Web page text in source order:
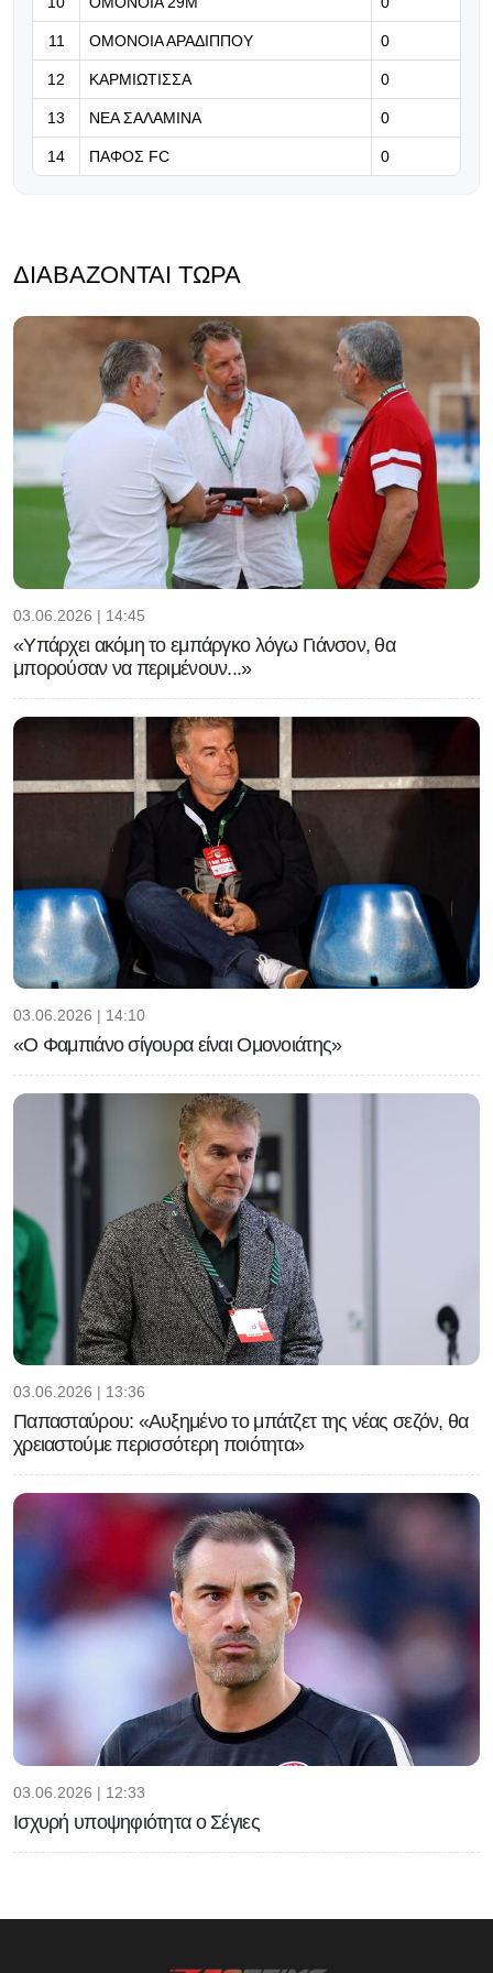
Βραβείο ΑΝΘΡΩΠΙΑΣ για τον Τάσο
Χατζηγιοβάννη
11 ΟΜΟΝΟΙΑ ΑΡΑΔΙΠΠΟΥ 0
12 ΚΑΡΜΙΩΤΙΣΣΑ 0
13 ΝΕΑ ΣΑΛΑΜΙΝΑ 0
14 ΠΑΦΟΣ FC 0
ΔΙΑΒΆΖΟΝΤΑΙ ΤΏΡΑ
03.06.2026 | 14:45
«Υπάρχει ακόμη το εμπάργκο λόγω Γιάνσον, θα
μπορούσαν να περιμένουν...»
03.06.2026 | 14:10
«Ο Φαμπιάνο σίγουρα είναι Ομονοιάτης»
03.06.2026 | 13:36
Παπασταύρου: «Αυξημένο το μπάτζετ της νέας σεζόν, θα
χρειαστούμε περισσότερη ποιότητα»
03.06.2026 | 12:33
Ισχυρή υποψηφιότητα ο Σέγιες